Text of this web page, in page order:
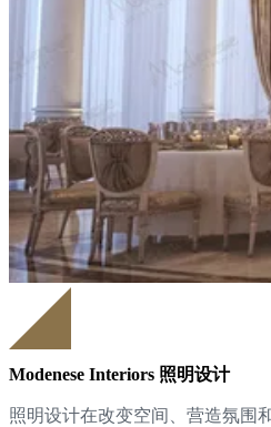
Modenese Interiors 照明设计
照明设计在改变空间、营造氛围